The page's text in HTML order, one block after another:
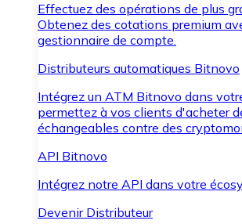
Effectuez des opérations de plus
Obtenez des cotations premium
gestionnaire de compte.
Distributeurs automatiques Bitnovo
Intégrez un ATM Bitnovo dans
permettez à vos clients d'acheter
échangeables contre des
API Bitnovo
Intégrez notre API dans votre
Devenir Distributeur